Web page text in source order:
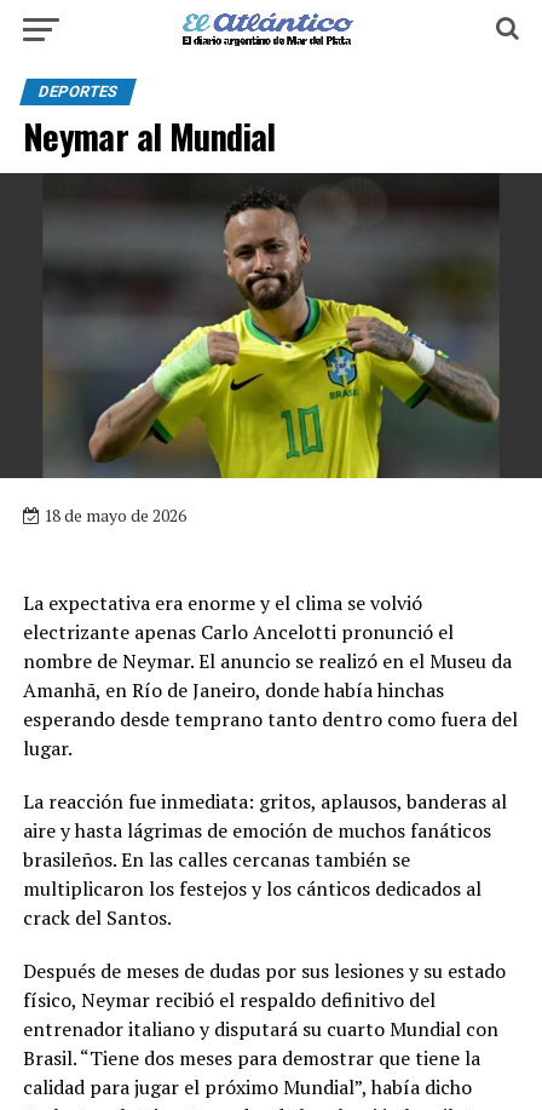
DEPORTES
Neymar al Mundial
18 de mayo de 2026
La expectativa era enorme y el clima se volvió
electrizante apenas Carlo Ancelotti pronunció el
nombre de Neymar. El anuncio se realizó en el Museu da
Amanhã, en Río de Janeiro, donde había hinchas
esperando desde temprano tanto dentro como fuera del
lugar.
La reacción fue inmediata: gritos, aplausos, banderas al
aire y hasta lágrimas de emoción de muchos fanáticos
brasileños. En las calles cercanas también se
multiplicaron los festejos y los cánticos dedicados al
crack del Santos.
Después de meses de dudas por sus lesiones y su estado
físico, Neymar recibió el respaldo definitivo del
entrenador italiano y disputará su cuarto Mundial con
Brasil. “Tiene dos meses para demostrar que tiene la
calidad para jugar el próximo Mundial”, había dicho